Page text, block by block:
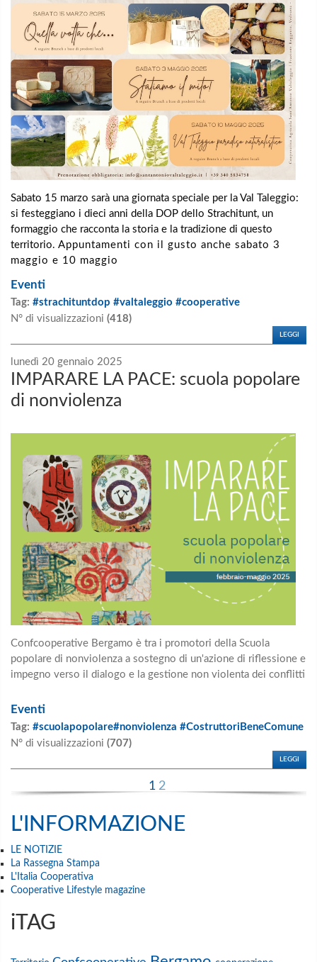
Sabato 15 marzo sarà una giornata speciale per la Val Taleggio:
si festeggiano i dieci anni della DOP dello Strachitunt, un
formaggio che racconta la storia e la tradizione di questo
territorio. Appuntamenti con il gusto anche sabato 3
maggio e 10 maggio
Eventi
Tag: #strachituntdop #valtaleggio #cooperative
N° di visualizzazioni (418)
LEGGI
lunedì 20 gennaio 2025
IMPARARE LA PACE: scuola popolare
di nonviolenza
Confcooperative Bergamo è tra i promotori della Scuola
popolare di nonviolenza a sostegno di un'azione di riflessione e
impegno verso il dialogo e la gestione non violenta dei conflitti
Eventi
Tag: #scuolapopolare#nonviolenza #CostruttoriBeneComune
N° di visualizzazioni (707)
LEGGI
1 2
L'INFORMAZIONE
LE NOTIZIE
La Rassegna Stampa
L'Italia Cooperativa
Cooperative Lifestyle magazine
iTAG